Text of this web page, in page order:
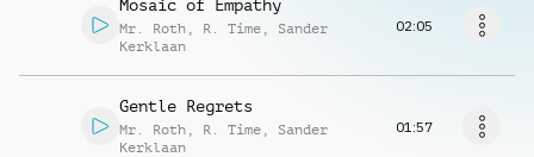
Mosaic of Empathy
Mr. Roth , R. Time , Sander
Kerklaan
02:05
Gentle Regrets
Mr. Roth , R. Time , Sander
Kerklaan
01:57